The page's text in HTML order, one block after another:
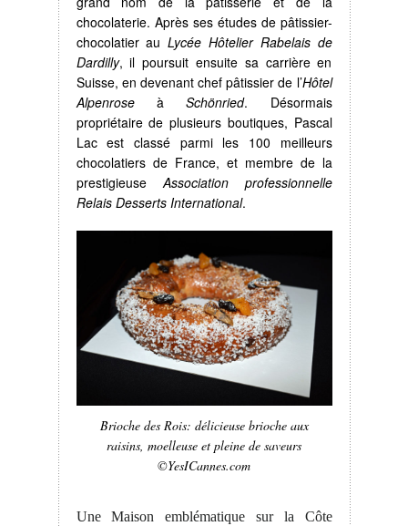
chocolaterie. Après ses études de pâtissier-
chocolatier auLycée Hôtelier Rabelais de
Dardilly, il poursuit ensuite sa carrière en
Suisse, en devenant chef pâtissier de l’Hôtel
Alpenrose à Schönried. Désormais
propriétaire de plusieurs boutiques, Pascal
Lac est classé parmi les 100 meilleurs
chocolatiers de France, et membre de la
prestigieuse Association professionnelle
Relais Desserts International.
Brioche des Rois: délicieuse brioche aux
raisins, moelleuse et pleine de saveurs
©YesICannes.com
Une Maison emblématique sur la Côte